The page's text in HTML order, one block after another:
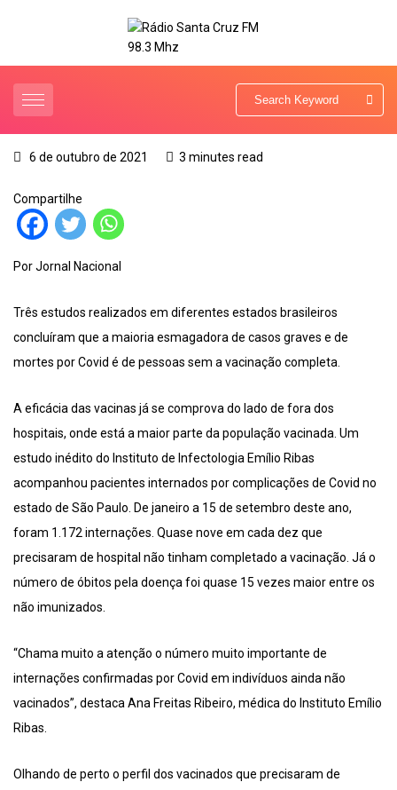
6 de outubro de 2021 3 minutes read
Compartilhe
Por Jornal Nacional
Três estudos realizados em diferentes estados brasileiros
concluíram que a maioria esmagadora de casos graves e de
mortes por Covid é de pessoas sem a vacinação completa.
A eficácia das vacinas já se comprova do lado de fora dos
hospitais, onde está a maior parte da população vacinada. Um
estudo inédito do Instituto de Infectologia Emílio Ribas
acompanhou pacientes internados por complicações de Covid no
estado de São Paulo. De janeiro a 15 de setembro deste ano,
foram 1.172 internações. Quase nove em cada dez que
precisaram de hospital não tinham completado a vacinação. Já o
número de óbitos pela doença foi quase 15 vezes maior entre os
não imunizados.
“Chama muito a atenção o número muito importante de
internações confirmadas por Covid em indivíduos ainda não
vacinados”, destaca Ana Freitas Ribeiro, médica do Instituto Emílio
Ribas.
Olhando de perto o perfil dos vacinados que precisaram de